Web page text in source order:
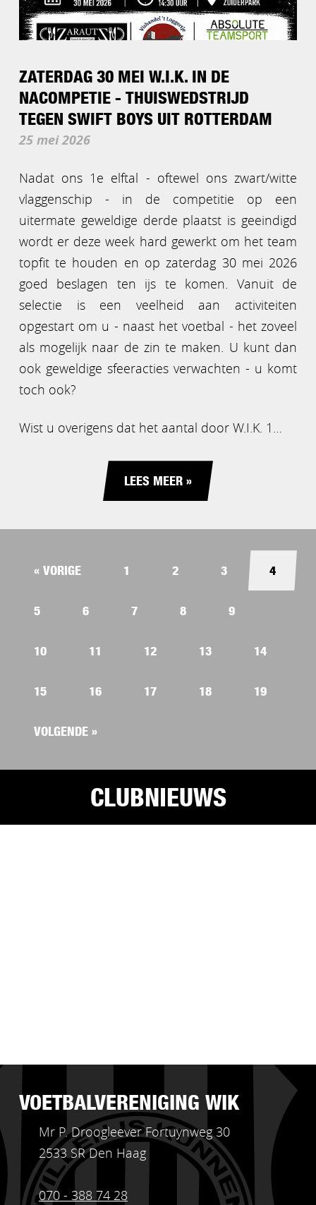
ZATERDAG 30 MEI W.I.K. IN DE
NACOMPETIE - THUISWEDSTRIJD
TEGEN SWIFT BOYS UIT ROTTERDAM
25 mei 2026
Nadat ons 1e elftal - oftewel ons zwart/witte
vlaggenschip - in de competitie op een
uitermate geweldige derde plaatst is geeindigd
wordt er deze week hard gewerkt om het team
topfit te houden en op zaterdag 30 mei 2026
goed beslagen ten ijs te komen. Vanuit de
selectie is een veelheid aan activiteiten
opgestart om u - naast het voetbal - het zoveel
als mogelijk naar de zin te maken. U kunt dan
ook geweldige sfeeracties verwachten - u komt
toch ook?
Wist u overigens dat het aantal door W.I.K. 1…
LEES MEER »
« VORIGE 1 2 3 4
5 6 7 8 9
10 11 12 13 14
15 16 17 18 19
VOLGENDE »
CLUBNIEUWS
VOETBALVERENIGING WIK
Mr P. Droogleever Fortuynweg 30
2533 SR Den Haag
070 - 388 74 28